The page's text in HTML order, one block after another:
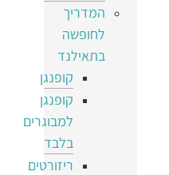
המדריך
לחופשה
בתאילנד
קופנגן
קופנגן
למבוגרים
בלבד
ריזורטים